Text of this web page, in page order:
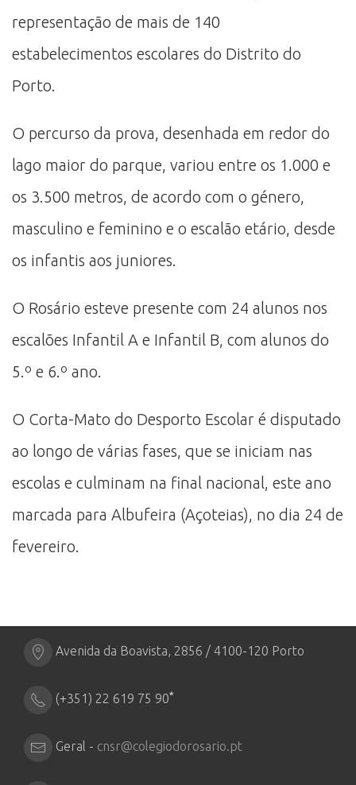
representação de mais de 140
estabelecimentos escolares do Distrito do
Porto.
O percurso da prova, desenhada em redor do
lago maior do parque, variou entre os 1.000 e
os 3.500 metros, de acordo com o género,
masculino e feminino e o escalão etário, desde
os infantis aos juniores.
O Rosário esteve presente com 24 alunos nos
escalões Infantil A e Infantil B, com alunos do
5.º e 6.º ano.
O Corta-Mato do Desporto Escolar é disputado
ao longo de várias fases, que se iniciam nas
escolas e culminam na final nacional, este ano
marcada para Albufeira (Açoteias), no dia 24 de
fevereiro.
Avenida da Boavista, 2856 / 4100-120 Porto
(+351) 22 619 75 90*
Geral - cnsr@colegiodorosario.pt